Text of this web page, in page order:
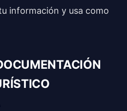
información y usa como